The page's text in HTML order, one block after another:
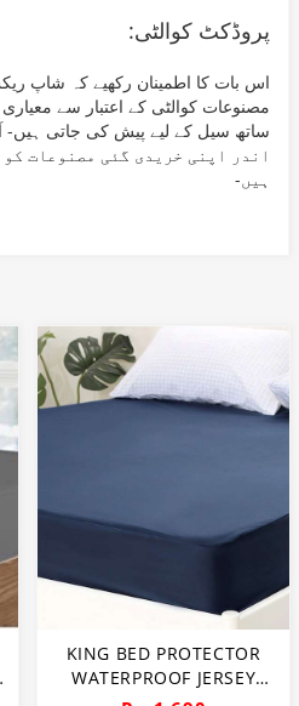
پروڈکٹ کوالٹی:
اس بات کا اطمینان رکھیے کہ شاپ
مصنوعات کوالٹی کے اعتبار سے
اندر اپنی خریدی گئی مصنوعات
ہیں-
KING BED PROTECTOR
WATERPROOF JERSEY